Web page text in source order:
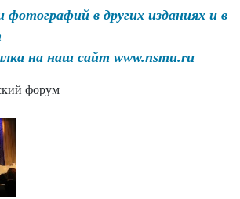
фотографий в других изданиях и в
на наш сайт www.nsmu.ru
форум